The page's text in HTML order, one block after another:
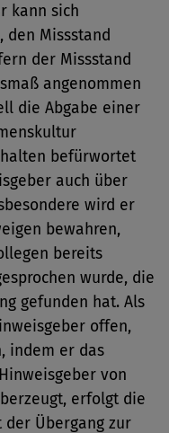
kann sich
den Missstand
der Missstand
angenommen
die Abgabe einer
befürwortet
auch über
wird er
bewahren,
bereits
wurde, die
gefunden hat. Als
offen,
indem er das
von
erfolgt die
Übergang zur